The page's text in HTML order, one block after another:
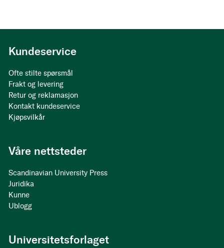
Kundeservice
Ofte stilte spørsmål
Frakt og levering
Retur og reklamasjon
Kontakt kundeservice
Kjøpsvilkår
Våre nettsteder
Scandinavian University Press
Juridika
Kunne
Ublogg
Universitetsforlaget